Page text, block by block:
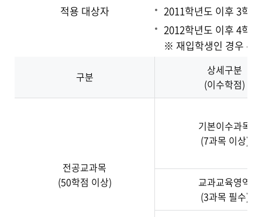
적용 대상자
2011학년도 이후 3학
2012학년도 이후 4학
※ 재입학생인 경우 유
구분
상세구분
(이수학점)
전공교과목
(50학점 이상)
기본이수과목
(7과목 이상)
교과교육영역
(3과목 필수)